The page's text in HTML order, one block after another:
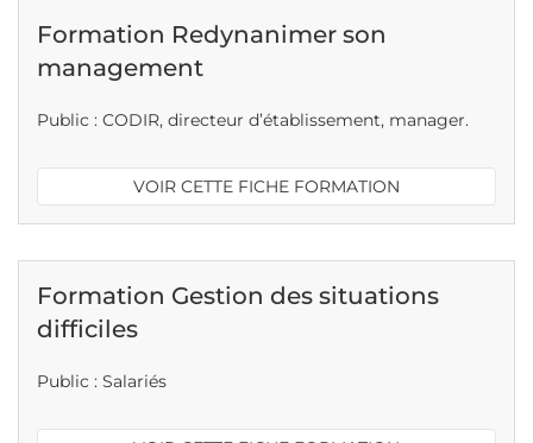
Formation Redynanimer son
management
Public : CODIR, directeur d’établissement, manager.
VOIR CETTE FICHE FORMATION
Formation Gestion des situations
difficiles
Public : Salariés